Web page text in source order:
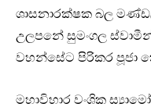
ශාසනාරක්ෂක බල
උලපනේ සුමංගල
වහන්සේට පිරිකර පූජා
මහාවිහාර වංශික